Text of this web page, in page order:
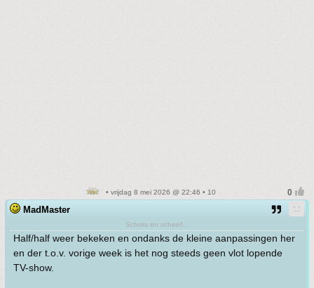
• vrijdag 8 mei 2026 @ 22:46 • 10
MadMaster
Schots en scheef...
Half/half weer bekeken en ondanks de kleine aanpassingen her
en der t.o.v. vorige week is het nog steeds geen vlot lopende
TV-show.